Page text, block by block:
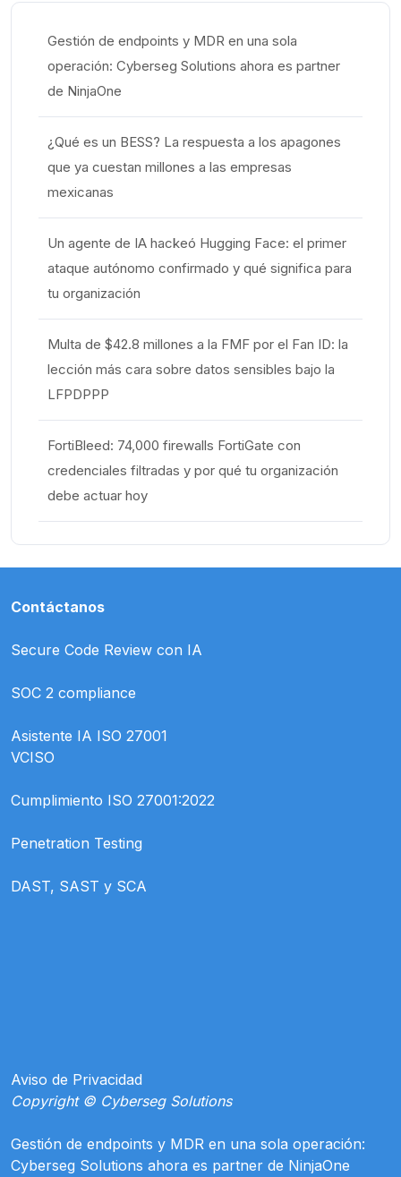
Gestión de endpoints y MDR en una sola
operación: Cyberseg Solutions ahora es partner
de NinjaOne
¿Qué es un BESS? La respuesta a los apagones
que ya cuestan millones a las empresas
mexicanas
Un agente de IA hackeó Hugging Face: el primer
ataque autónomo confirmado y qué significa para
tu organización
Multa de $42.8 millones a la FMF por el Fan ID: la
lección más cara sobre datos sensibles bajo la
LFPDPPP
FortiBleed: 74,000 firewalls FortiGate con
credenciales filtradas y por qué tu organización
debe actuar hoy
Contáctanos
Secure Code Review con IA
SOC 2 compliance
Asistente IA ISO 27001
VCISO
Cumplimiento ISO 27001:2022
Penetration Testing
DAST, SAST y SCA
Aviso de Privacidad
Copyright © Cyberseg Solutions
Gestión de endpoints y MDR en una sola operación:
Cyberseg Solutions ahora es partner de NinjaOne